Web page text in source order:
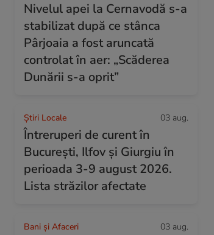
Nivelul apei la Cernavodă s-a
stabilizat după ce stânca
Pârjoaia a fost aruncată
controlat în aer: „Scăderea
Dunării s-a oprit”
Știri Locale 03 aug.
Întreruperi de curent în
București, Ilfov și Giurgiu în
perioada 3-9 august 2026.
Lista străzilor afectate
Bani și Afaceri 03 aug.